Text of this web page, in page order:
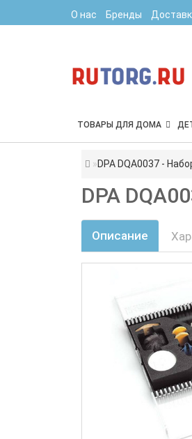
О нас Бренды
ТОВАРЫ ДЛЯ ДОМА
DPA DQA0037 -
DPA
Описание